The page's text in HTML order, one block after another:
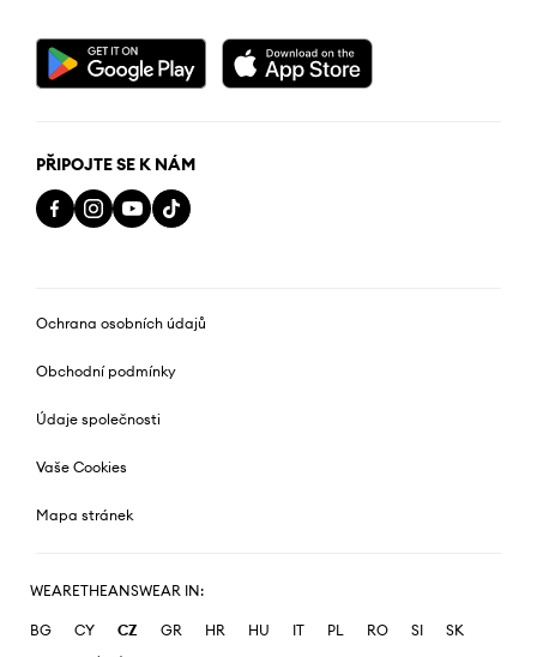
PŘIPOJTE SE K NÁM
Ochrana osobních údajů
Obchodní podmínky
Údaje společnosti
Vaše Cookies
Mapa stránek
WEARETHEANSWEAR IN:
BG CY CZ GR HR HU IT PL RO SI
SK